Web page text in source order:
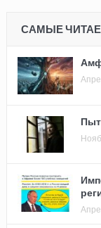
САМЫЕ